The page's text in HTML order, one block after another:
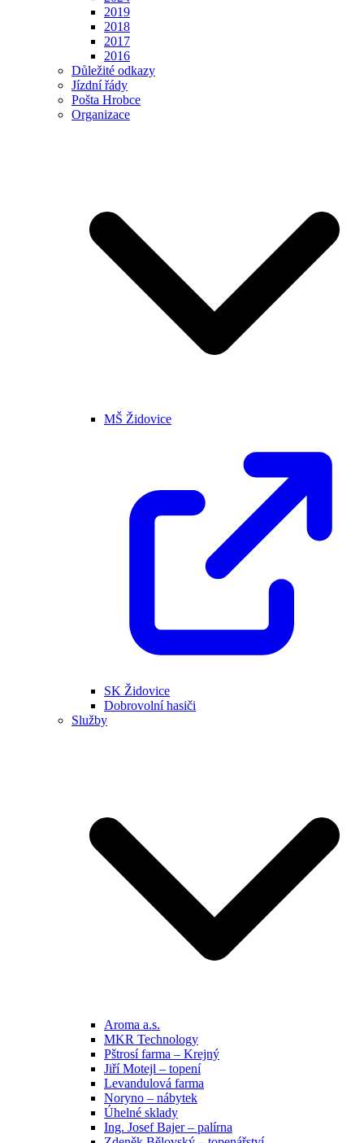
2019
2018
2017
2016
Důležité odkazy
Jízdní řády
Pošta Hrobce
Organizace
MŠ Židovice
SK Židovice
Dobrovolní hasiči
Služby
Aroma a.s.
MKR Technology
Pštrosí farma – Krejný
Jiří Motejl – topení
Levandulová farma
Noryno – nábytek
Úhelné sklady
Ing. Josef Bajer – palírna